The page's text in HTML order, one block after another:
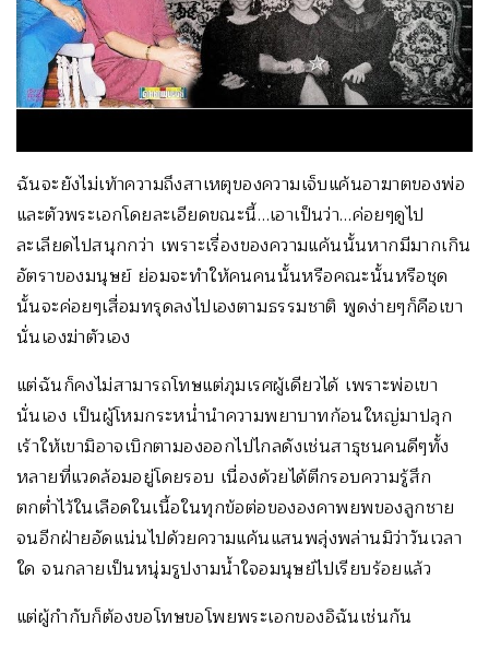
ฉันจะยังไม่เท้าความถึงสาเหตุของความเจ็บแค้นอาฆาตของพ่อ
และตัวพระเอกโดยละเอียดขณะนี้…เอาเป็นว่า…ค่อยๆดูไป
ละเลียดไปสนุกกว่า เพราะเรื่องของความแค้นนั้นหากมีมากเกิน
อัตราของมนุษย์ ย่อมจะทำให้คนคนนั้นหรือคณะนั้นหรือชุด
นั้นจะค่อยๆเสื่อมทรุดลงไปเองตามธรรมชาติ พูดง่ายๆก็คือเขา
นั่นเองฆ่าตัวเอง
แต่ฉันก็คงไม่สามารถโทษแต่ภุมเรศผู้เดียวได้ เพราะพ่อเขา
นั่นเอง เป็นผู้โหมกระหน่ำนำความพยาบาทก้อนใหญ่มาปลุก
เร้าให้เขามิอาจเบิกตามองออกไปไกลดังเช่นสาธุชนคนดีๆทั้ง
หลายที่แวดล้อมอยู่โดยรอบ เนื่องด้วยได้ตีกรอบความรู้สึก
ตกต่ำไว้ในเลือดในเนื้อในทุกข้อต่อขององคาพยพของลูกชาย
จนอีกฝ่ายอัดแน่นไปด้วยความแค้นแสนพลุ่งพล่านมิว่าวันเวลา
ใด จนกลายเป็นหนุ่มรูปงามน้ำใจอมนุษย์ไปเรียบร้อยแล้ว
แต่ผู้กำกับก็ต้องขอโทษขอโพยพระเอกของอิฉันเช่นกัน